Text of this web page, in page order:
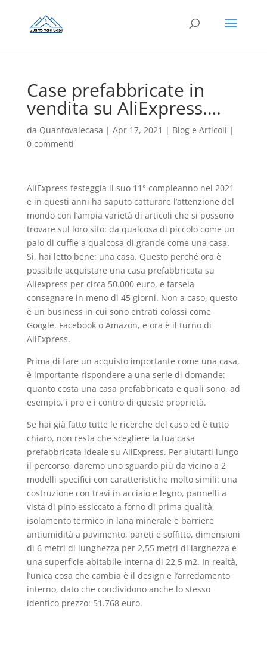
Case prefabbricate in
vendita su AliExpress….
da Quantovalecasa | Apr 17, 2021 | Blog e Articoli |
0 commenti
AliExpress festeggia il suo 11° compleanno nel 2021
e in questi anni ha saputo catturare l’attenzione del
mondo con l’ampia varietà di articoli che si possono
trovare sul loro sito: da qualcosa di piccolo come un
paio di cuffie a qualcosa di grande come una casa.
Sì, hai letto bene: una casa. Questo perché ora è
possibile acquistare una casa prefabbricata su
Aliexpress per circa 50.000 euro, e farsela
consegnare in meno di 45 giorni. Non a caso, questo
è un business in cui sono entrati colossi come
Google, Facebook o Amazon, e ora è il turno di
AliExpress.
Prima di fare un acquisto importante come una casa,
è importante rispondere a una serie di domande:
quanto costa una casa prefabbricata e quali sono, ad
esempio, i pro e i contro di queste proprietà.
Se hai già fatto tutte le ricerche del caso ed è tutto
chiaro, non resta che scegliere la tua casa
prefabbricata ideale su AliExpress. Per aiutarti lungo
il percorso, daremo uno sguardo più da vicino a 2
modelli specifici con caratteristiche molto simili: una
costruzione con travi in acciaio e legno, pannelli a
vista di pino essiccato a forno di prima qualità,
isolamento termico in lana minerale e barriere
antiumidità a pavimento, pareti e soffitto, dimensioni
di 6 metri di lunghezza per 2,55 metri di larghezza e
una superficie abitabile interna di 22,5 m2. In realtà,
l’unica cosa che cambia è il design e l’arredamento
interno, dato che condividono anche lo stesso
identico prezzo: 51.768 euro.